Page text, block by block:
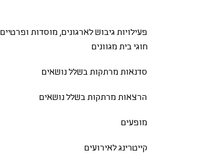
פעילויות גיבושלארגונים, מוסדות ופרטיים
חוגי בית מגוונים
סדנאות מרתקות בשלל נושאים
הרצאות מרתקות בשלל נושאים
מופעים
קייטרינג לאירועים